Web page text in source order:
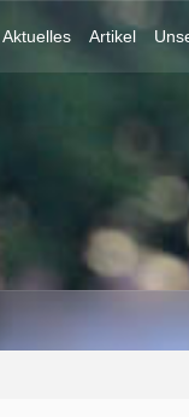
Aktuelles Artikel